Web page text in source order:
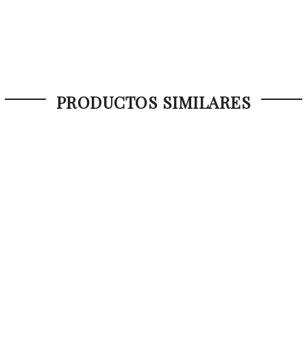
PRODUCTOS SIMILARES